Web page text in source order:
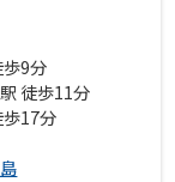
歩9分
徒歩11分
歩17分